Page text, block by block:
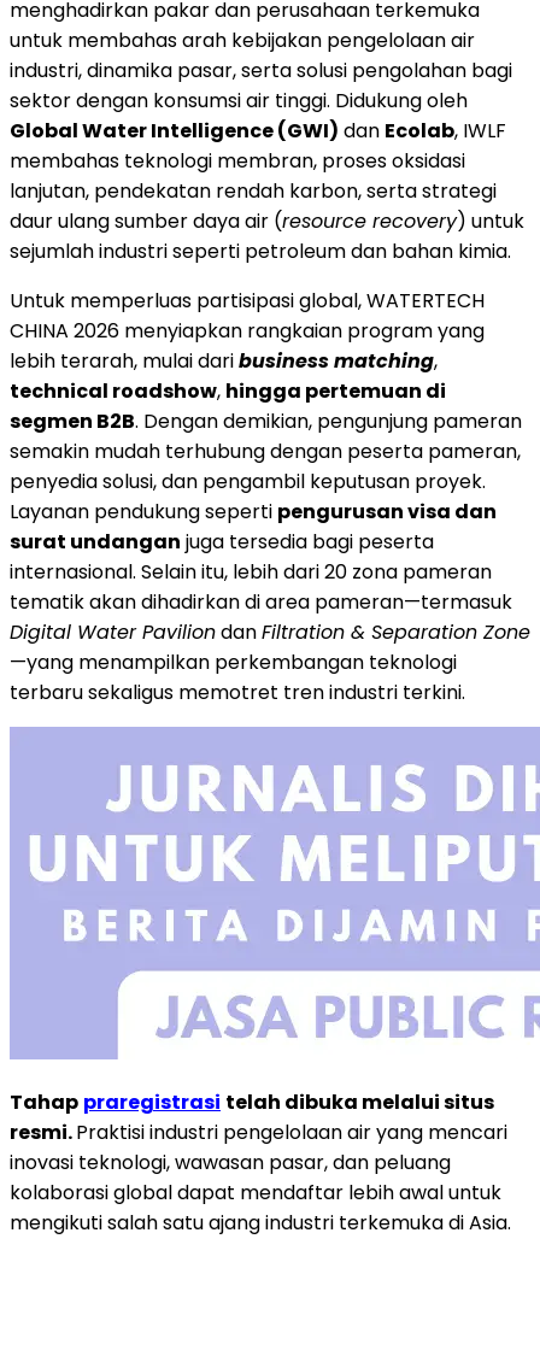
menghadirkan pakar dan perusahaan terkemuka
untuk membahas arah kebijakan pengelolaan air
industri, dinamika pasar, serta solusi pengolahan bagi
sektor dengan konsumsi air tinggi. Didukung oleh
Global Water Intelligence (GWI) dan Ecolab, IWLF
membahas teknologi membran, proses oksidasi
lanjutan, pendekatan rendah karbon, serta strategi
daur ulang sumber daya air (resource recovery) untuk
sejumlah industri seperti petroleum dan bahan kimia.
Untuk memperluas partisipasi global, WATERTECH
CHINA 2026 menyiapkan rangkaian program yang
lebih terarah, mulai daribusiness matching,
technical roadshow, hingga pertemuan di
segmen B2B. Dengan demikian, pengunjung pameran
semakin mudah terhubung dengan peserta pameran,
penyedia solusi, dan pengambil keputusan proyek.
Layanan pendukung seperti pengurusan visa dan
surat undangan juga tersedia bagi peserta
internasional. Selain itu, lebih dari 20 zona pameran
tematik akan dihadirkan di area pameran—termasuk
Digital Water PaviliondanFiltration & Separation Zone
—yang menampilkan perkembangan teknologi
terbaru sekaligus memotret tren industri terkini.
Tahap praregistrasi telah dibuka melalui situs
resmi.Praktisi industri pengelolaan air yang mencari
inovasi teknologi, wawasan pasar, dan peluang
kolaborasi global dapat mendaftar lebih awal untuk
mengikuti salah satu ajang industri terkemuka di Asia.